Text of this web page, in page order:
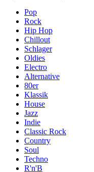
Pop
Rock
Hip Hop
Chillout
Schlager
Oldies
Electro
Alternative
80er
Klassik
House
Jazz
Indie
Classic Rock
Country
Soul
Techno
R'n'B